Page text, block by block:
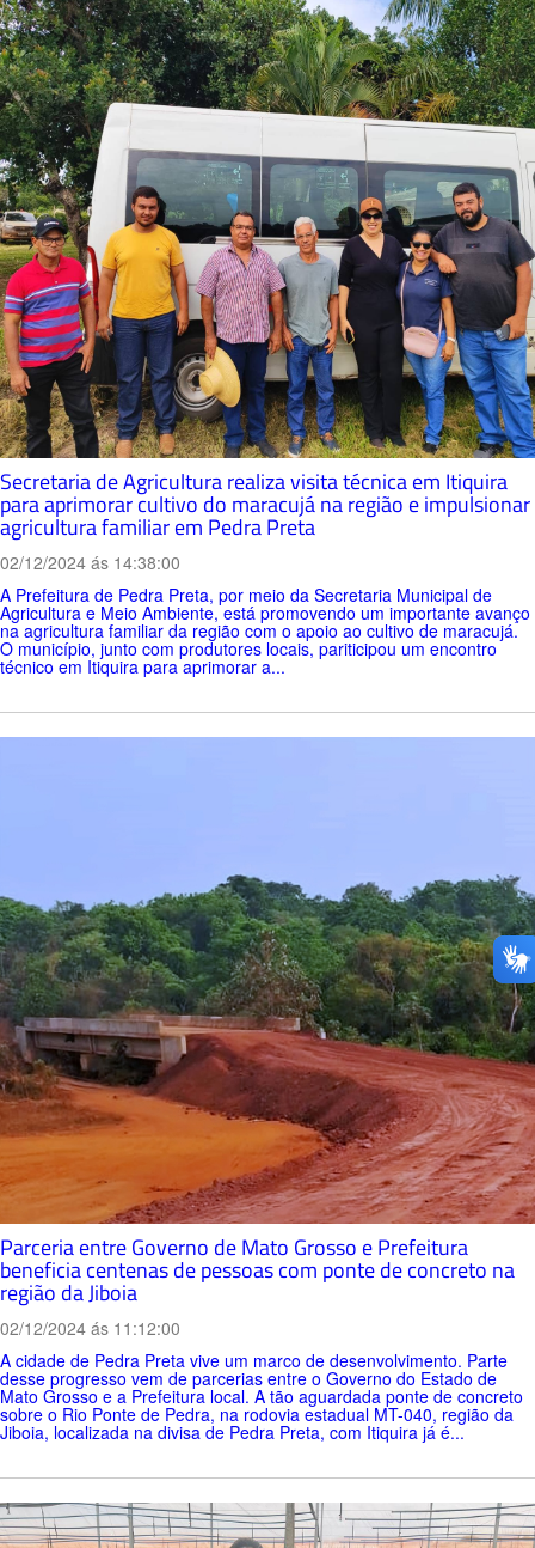
Secretaria de Agricultura realiza visita técnica em Itiquira
para aprimorar cultivo do maracujá na região e impulsionar
agricultura familiar em Pedra Preta
02/12/2024 ás 14:38:00
A Prefeitura de Pedra Preta, por meio da Secretaria Municipal de
Agricultura e Meio Ambiente, está promovendo um importante avanço
na agricultura familiar da região com o apoio ao cultivo de maracujá.
O município, junto com produtores locais, pariticipou um encontro
técnico em Itiquira para aprimorar a...
Parceria entre Governo de Mato Grosso e Prefeitura
beneficia centenas de pessoas com ponte de concreto na
região da Jiboia
02/12/2024 ás 11:12:00
A cidade de Pedra Preta vive um marco de desenvolvimento. Parte
desse progresso vem de parcerias entre o Governo do Estado de
Mato Grosso e a Prefeitura local. A tão aguardada ponte de concreto
sobre o Rio Ponte de Pedra, na rodovia estadual MT-040, região da
Jiboia, localizada na divisa de Pedra Preta, com Itiquira já é...